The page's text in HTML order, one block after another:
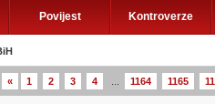
Povijest Kontroverze
« 1 2 3 4 1164 1165